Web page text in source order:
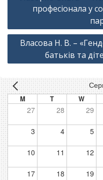
записівпрофесіонала у
Власова Н. В. –
батьків та
M T W
27 28 29
3 4 5
10 11 12
17 18 19